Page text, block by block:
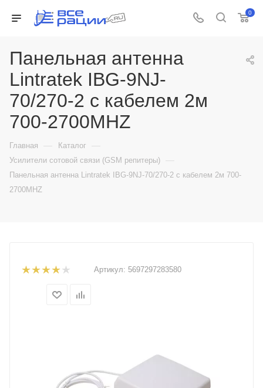
0
Панельная антенна
Lintratek IBG-9NJ-
70/270-2 с кабелем 2м
700-2700MHZ
Главная — Каталог —
Усилители сотовой связи (GSM репитеры) —
Панельная антенна Lintratek IBG-9NJ-70/270-2 с кабелем 2м 700-
2700MHZ
Артикул: 5697297283580